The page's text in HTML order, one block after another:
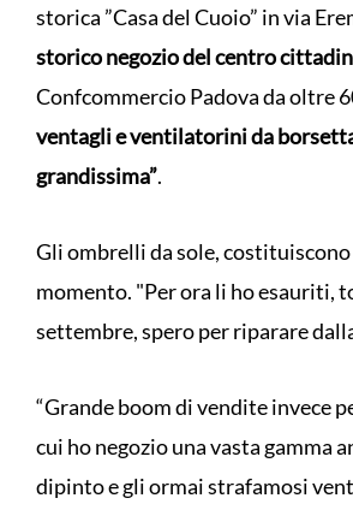
storica ”Casa del Cuoio” in via
storico negozio del centro
Confcommercio Padova da oltre
ventagli e ventilatorini da
grandissima”.
Gli ombrelli da sole,
momento. "Per ora li ho esauriti,
settembre, spero per riparare
“Grande boom di vendite invece
cui ho negozio una vasta gamma
dipinto e gli ormai strafamosi